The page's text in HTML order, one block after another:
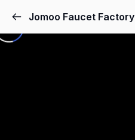
Jomoo Faucet Factory